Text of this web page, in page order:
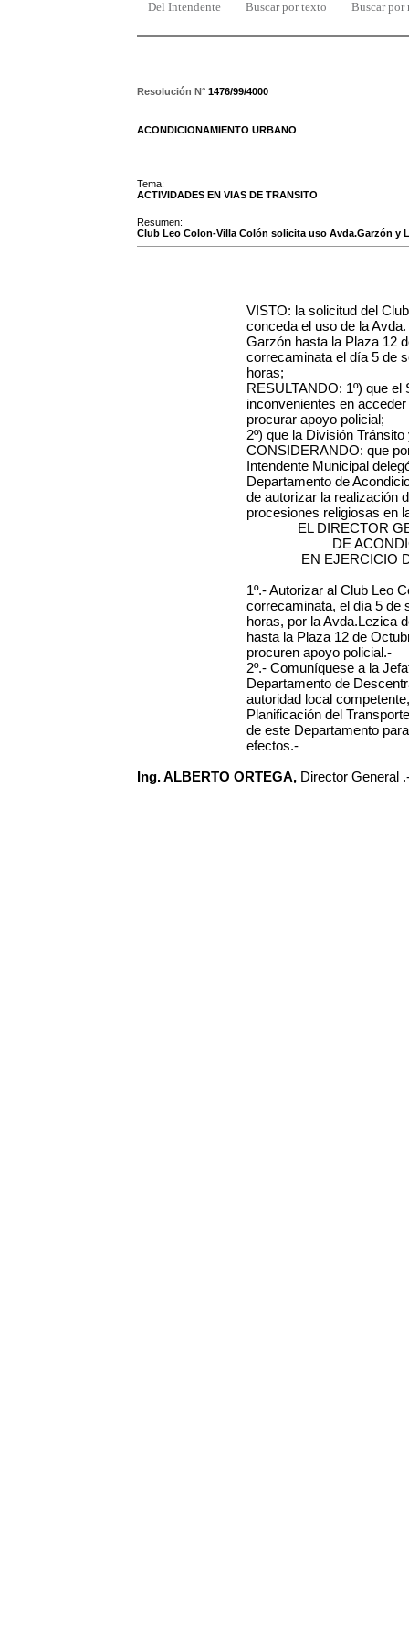
Del Intendente Buscar por texto Buscar por
Resolución N° 1476/99/4000
ACONDICIONAMIENTO URBANO
Tema:
ACTIVIDADES EN VIAS DE TRANSITO
Resumen:
Club Leo Colon-Villa Colón solicita uso Avda.Garzón y
VISTO: la solicitud del
conceda el uso de la
Garzón hasta la Plaza 12
correcaminata el día 5 de
horas;
RESULTANDO: 1º) que
inconvenientes en
procurar apoyo policial;
2º) que la División
CONSIDERANDO: que
Intendente Municipal
Departamento de
de autorizar la realización
procesiones religiosas en
EL DIRECTOR
DE
EN EJERCICIO
1º.- Autorizar al Club Leo
correcaminata, el día 5 de
horas, por la Avda.Lezica
hasta la Plaza 12 de
procuren apoyo policial.-
2º.- Comuníquese a la
Departamento de
autoridad local
Planificación del
de este Departamento
efectos.-
Ing. ALBERTO ORTEGA, Director General